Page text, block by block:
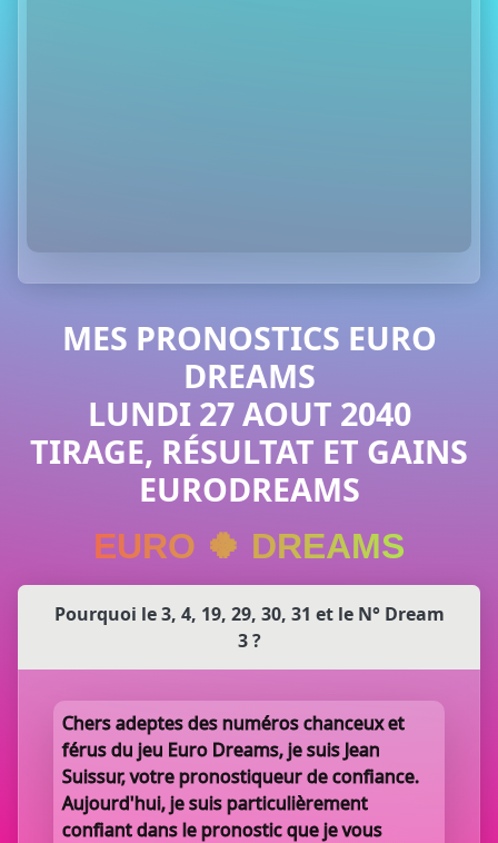
MES PRONOSTICS EURO
DREAMS
LUNDI 27 AOUT 2040
TIRAGE, RÉSULTAT ET GAINS
EURODREAMS
EURO 🍀 DREAMS
Pourquoi le 3, 4, 19, 29, 30, 31 et le N° Dream
3 ?
Chers adeptes des numéros chanceux et
férus du jeu Euro Dreams, je suis Jean
Suissur, votre pronostiqueur de confiance.
Aujourd'hui, je suis particulièrement
confiant dans le pronostic que je vous